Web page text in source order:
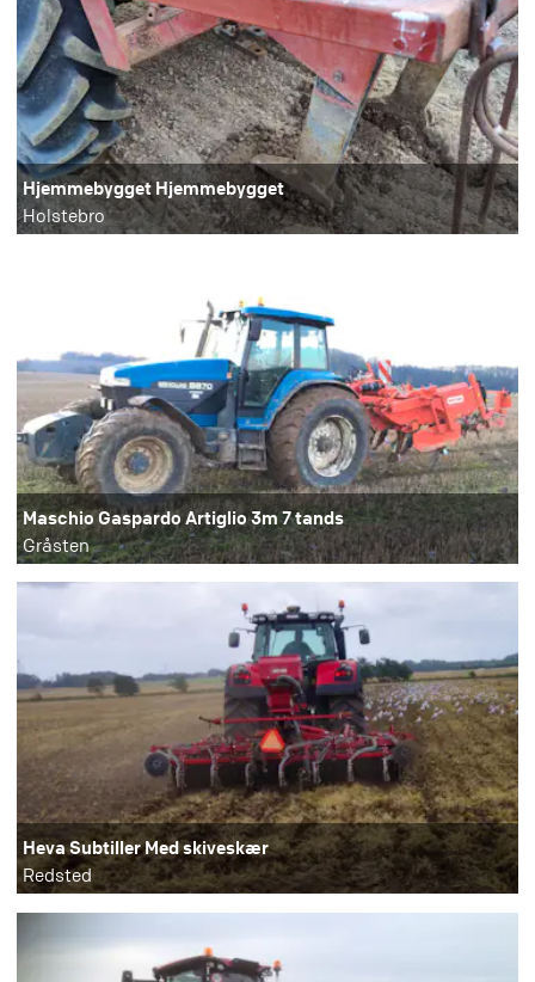
Hjemmebygget Hjemmebygget
Holstebro
Maschio Gaspardo Artiglio 3m 7 tands
Gråsten
Heva Subtiller Med skiveskær
Redsted